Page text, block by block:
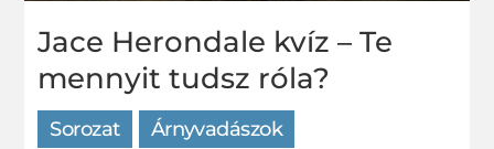
Jace Herondale kvíz – Te
mennyit tudsz róla?
Sorozat Árnyvadászok